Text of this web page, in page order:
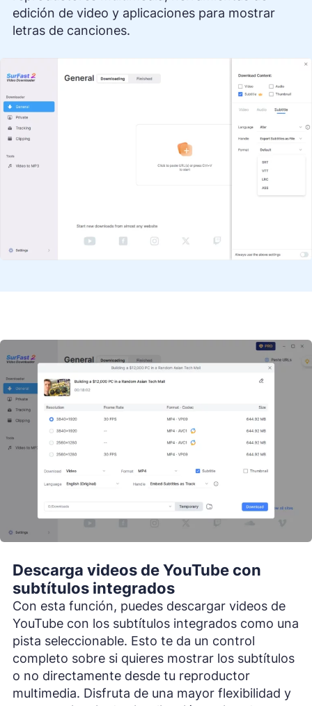
edición de video y aplicaciones para mostrar
letras de canciones.
Descarga videos de YouTube con
subtítulos integrados
Con esta función, puedes descargar videos de
YouTube con los subtítulos integrados como una
pista seleccionable. Esto te da un control
completo sobre si quieres mostrar los subtítulos
o no directamente desde tu reproductor
multimedia. Disfruta de una mayor flexibilidad y